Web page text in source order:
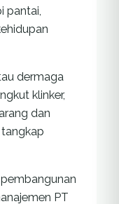
pantai,
dermaga
klinker,
dan
PT